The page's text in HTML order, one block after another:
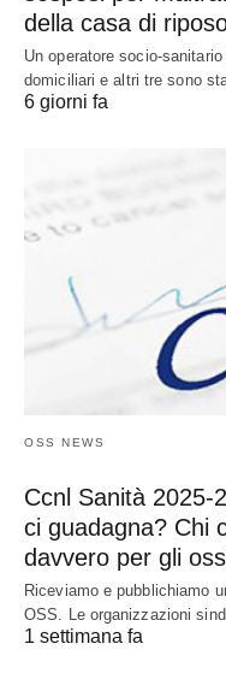
della casa di
Un operatore socio-
domiciliari e altri tre sono
6 giorni fa
OSS NEWS
Ccnl Sanità 2025-
ci guadagna? Chi
davvero per gli
Riceviamo e pubblichiamo
OSS. Le organizzazioni
1 settimana fa